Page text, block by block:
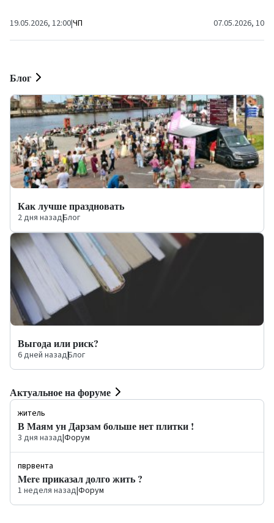
19.05.2026, 12:00|ЧП
07.05.2026, 10:50
Блог
Как лучше праздновать
2 дня назад|Блог
Выгода или риск?
6 дней назад|Блог
Актуальное на форуме
житель
В Маям ун Дарзам больше нет плитки !
3 дня назад|Форум
пврвента
Mere приказал долго жить ?
1 неделя назад|Форум